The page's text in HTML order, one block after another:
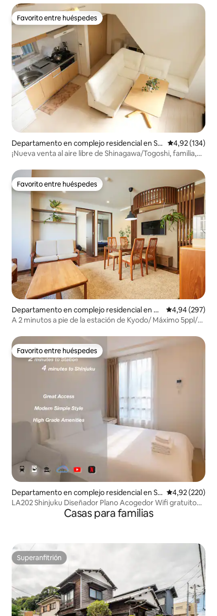
acceso directo a Omotesando y Skytree
Favorito entre huéspedes
Favorito entre huéspedes
Departamento en complejo residencial en Shi
nagawa City
Calificación
4,92 (134)
¡Nueva venta al aire libre de Shinagawa/Togoshi, familia,
Favorito entre huéspedes
Favorito entre huéspedes
Departamento en complejo residencial en Se
tagaya
Calificación
4,94 (297)
A 2 minutos a pie de la estación de Kyodo/ Máximo 5ppl/
Favorito entre huéspedes
Favorito entre huéspedes
Departamento en complejo residencial en Sh
injuku
Calificación
4,92 (220)
LA202 Shinjuku Diseñador Plano Acogedor Wifi gratuito
Casas para familias
Superanfitrión
Superanfitrión